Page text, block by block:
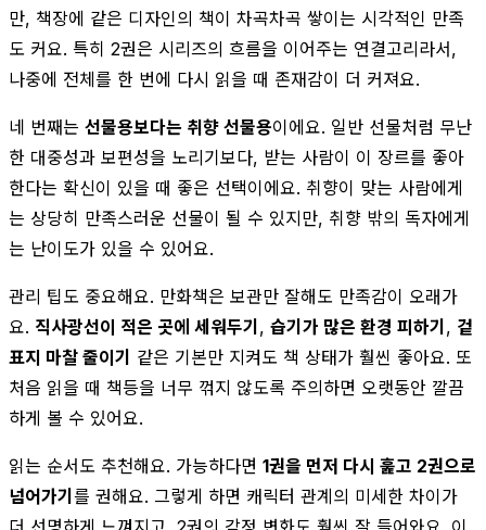
만, 책장에 같은 디자인의 책이 차곡차곡 쌓이는 시각적인 만족
도 커요. 특히 2권은 시리즈의 흐름을 이어주는 연결고리라서,
나중에 전체를 한 번에 다시 읽을 때 존재감이 더 커져요.
네 번째는 선물용보다는 취향 선물용이에요. 일반 선물처럼 무난
한 대중성과 보편성을 노리기보다, 받는 사람이 이 장르를 좋아
한다는 확신이 있을 때 좋은 선택이에요. 취향이 맞는 사람에게
는 상당히 만족스러운 선물이 될 수 있지만, 취향 밖의 독자에게
는 난이도가 있을 수 있어요.
관리 팁도 중요해요. 만화책은 보관만 잘해도 만족감이 오래가
요. 직사광선이 적은 곳에 세워두기 , 습기가 많은 환경 피하기 , 겉
표지 마찰 줄이기 같은 기본만 지켜도 책 상태가 훨씬 좋아요. 또
처음 읽을 때 책등을 너무 꺾지 않도록 주의하면 오랫동안 깔끔
하게 볼 수 있어요.
읽는 순서도 추천해요. 가능하다면 1권을 먼저 다시 훑고 2권으로
넘어가기를 권해요. 그렇게 하면 캐릭터 관계의 미세한 차이가